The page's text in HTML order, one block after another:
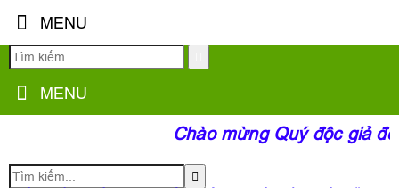
MENU
MENU
Chào mừng Quý độc giả